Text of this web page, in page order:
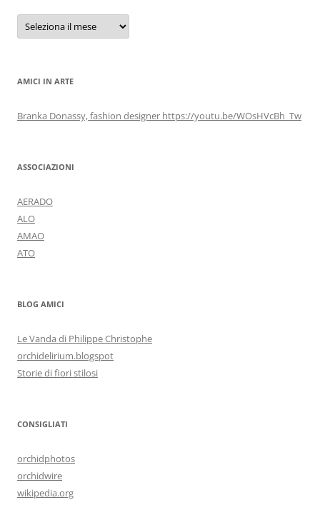
Archivi
AMICI IN ARTE
Branka Donassy, fashion designer https://youtu.be/WOsHVcBh_Tw
ASSOCIAZIONI
AERADO
ALO
AMAO
ATO
BLOG AMICI
Le Vanda di Philippe Christophe
orchidelirium.blogspot
Storie di fiori stilosi
CONSIGLIATI
orchidphotos
orchidwire
wikipedia.org